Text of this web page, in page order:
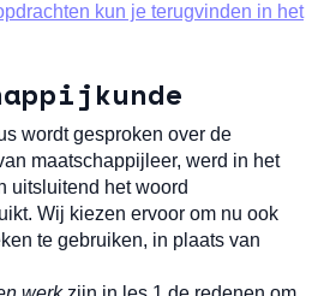
kun je terugvinden in het
wordt gesproken over de
maatschappijleer, werd in het
uitsluitend het woord
Wij kiezen ervoor om nu ook
te gebruiken, in plaats van